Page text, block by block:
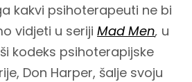
kakvi psihoterapeuti ne bi
vidjeti u seriji Mad Men, u
kodeks psihoterapijske
Don Harper, šalje svoju